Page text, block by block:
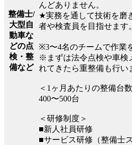
整備士/
大型自
動車な
どの点
検・整
備など
んどありません。
★実務を通して技術を磨
者や検査員を目指せます。
※3〜4名のチームで作業
※まずは法令点検や車検
れてきたら重整備も行い
＜1ヶ月あたりの整備台
400〜500台
＜研修制度＞
■新人社員研修
■サービス研修（整備士